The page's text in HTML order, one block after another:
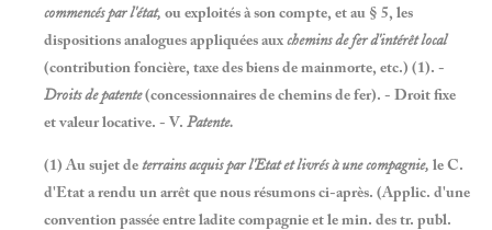
commencés par l'état, ou exploités à son compte, et au § 5, les
dispositions analogues appliquées auxchemins de fer d'intérêt local
(contribution foncière, taxe des biens de mainmorte, etc.) (1). -
Droits de patente(concessionnaires de chemins de fer). - Droit fixe
et valeur locative. - V. Patente.
(1) Au sujet deterrains acquis par l'Etat et livrés à une compagnie, le C.
d'Etat a rendu un arrêt que nous résumons ci-après. (Applic. d'une
convention passée entre ladite compagnie et le min. des tr. publ.